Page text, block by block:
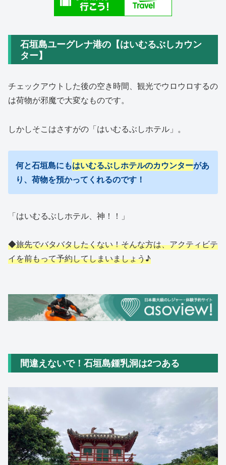
石垣島ユーグレナ港の【はいむるぶしカウン
ター】
チェックアウトした後の空き時間、観光でウロウロするの
は荷物が邪魔で大変なものです。
しかしそこはさすがの「はいむるぶしホテル」。
何と石垣島にもはいむるぶしホテルのカウンターがあ
り、荷物を預かってくれるのです！
「はいむるぶしホテル、神！！」
◆旅先でバタバタしたくない！そんな方は、アクティビテ
イを前もって予約してしまいましょう♪
間違えないで！石垣島鍾乳洞は2つある